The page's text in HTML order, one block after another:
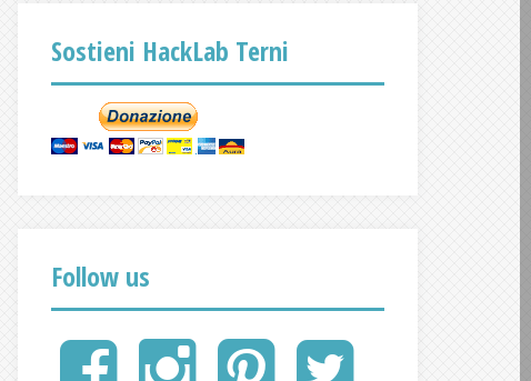
Sostieni HackLab Terni
Follow us
FaceBook Instagram Pinterest Twitter